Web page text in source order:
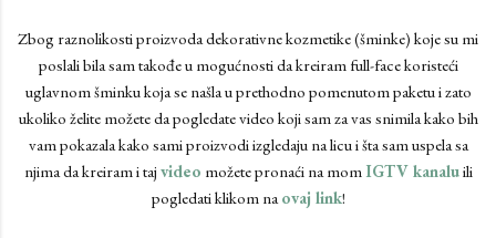
Zbog raznolikosti proizvoda dekorativne kozmetike (šminke) koje su mi
poslali bila sam takođe u mogućnosti da kreiram full-face koristeći
uglavnom šminku koja se našla u prethodno pomenutom paketu i zato
ukoliko želite možete da pogledate video koji sam za vas snimila kako bih
vam pokazala kako sami proizvodi izgledaju na licu i šta sam uspela sa
njima da kreiram i taj video možete pronaći na mom IGTV kanaluili
pogledati klikom naovaj link!